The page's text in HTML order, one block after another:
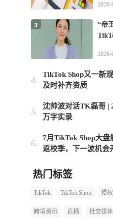
2026-
“帝
2026-
3
4.
TikTok Shop又一新
及时补齐资质
5.
沈帅波对话TK磊哥 |
万字实录
6.
7月TikTok Shop大盘
返校季，下一波机会
热门标签
TikTok TikTok Shop 侵权
跨境资讯 直播 社交媒体